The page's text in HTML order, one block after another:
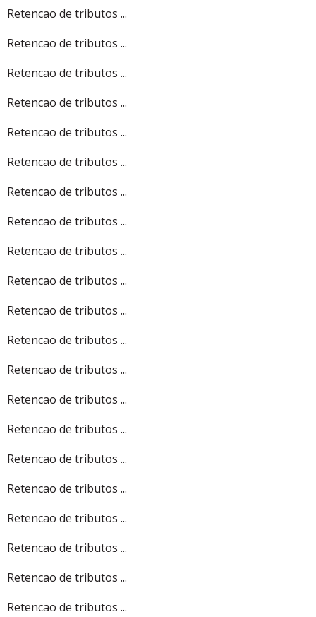
Retencao de tributos ...
Retencao de tributos ...
Retencao de tributos ...
Retencao de tributos ...
Retencao de tributos ...
Retencao de tributos ...
Retencao de tributos ...
Retencao de tributos ...
Retencao de tributos ...
Retencao de tributos ...
Retencao de tributos ...
Retencao de tributos ...
Retencao de tributos ...
Retencao de tributos ...
Retencao de tributos ...
Retencao de tributos ...
Retencao de tributos ...
Retencao de tributos ...
Retencao de tributos ...
Retencao de tributos ...
Retencao de tributos ...